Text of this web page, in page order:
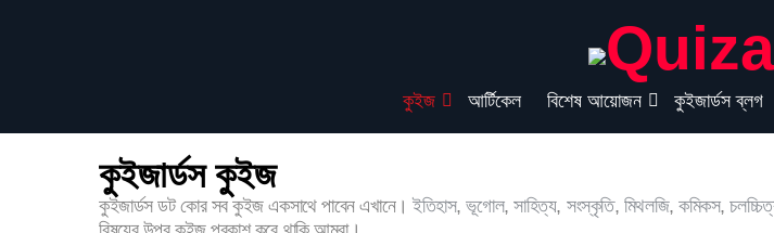
কুইজ আর্টিকেল বিশেষ আয়োজন কুইজার্ডস ব্লগ
কুইজার্ডস কুইজ
কুইজার্ডস ডট কোর সব কুইজ একসাথে পাবেন এখানে।ইতিহাস,ভূগোল,সাহিত্য, সংস্কৃতি, মিথলজি,কমিকস,